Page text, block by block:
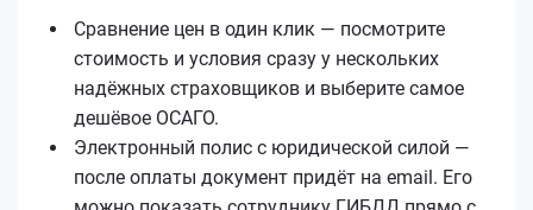
Сравнение цен в один клик — посмотрите
стоимость и условия сразу у нескольких
надёжных страховщиков и выберите самое
дешёвое ОСАГО.
Электронный полис с юридической силой —
после оплаты документ придёт на email. Его